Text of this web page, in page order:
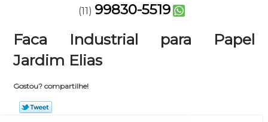
(11) 99830-5519
Faca Industrial para Papel
Jardim Elias
Gostou? compartilhe!